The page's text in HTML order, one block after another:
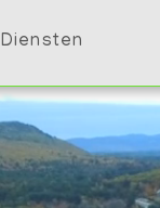
Diensten